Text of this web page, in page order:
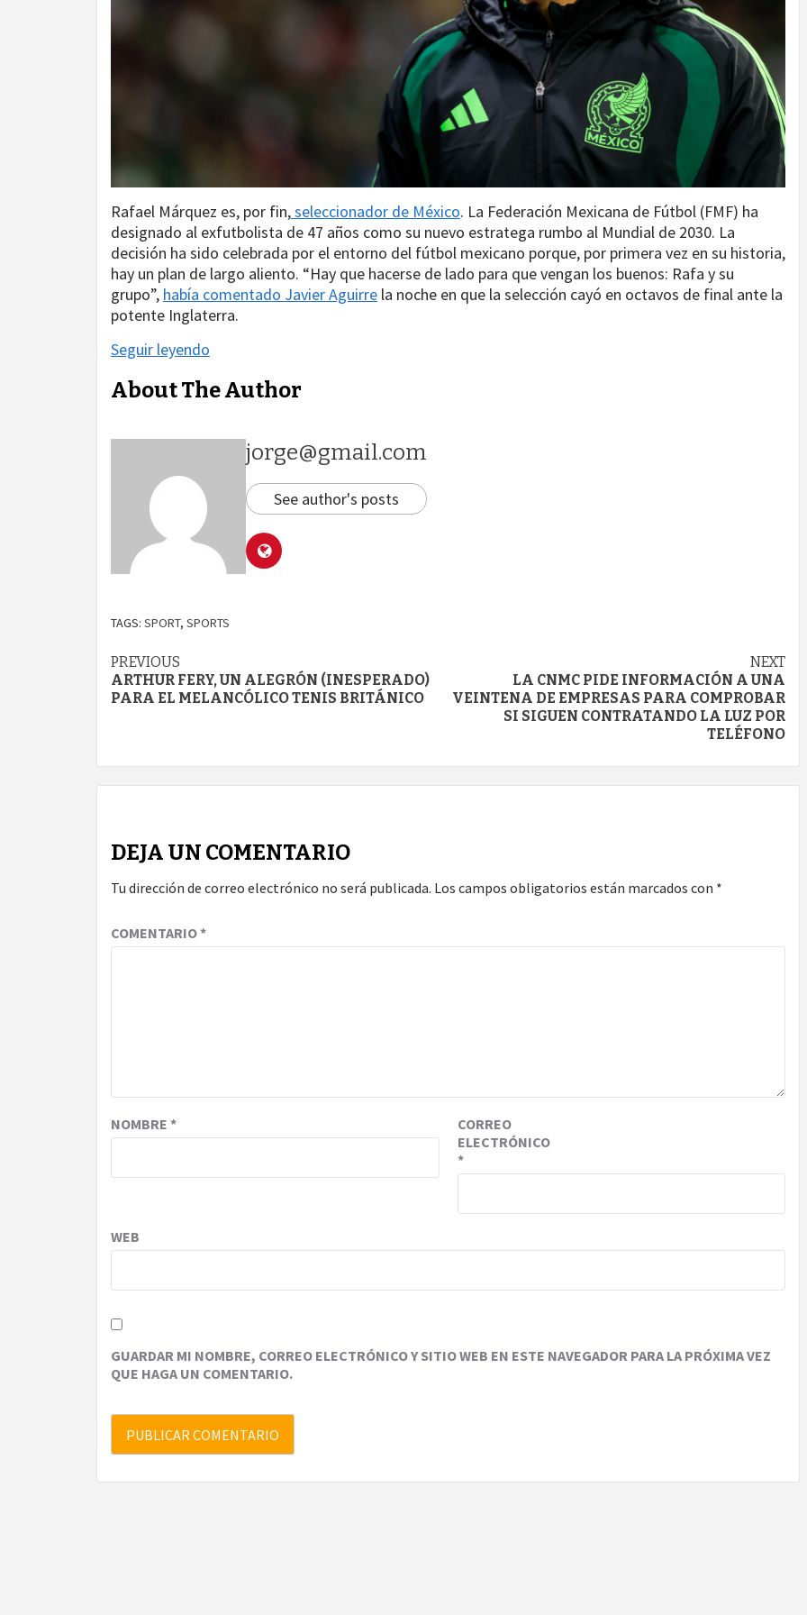
Rafael Márquez es, por fin,seleccionador de México. La Federación Mexicana de Fútbol (FMF) ha
designado al exfutbolista de 47 años como su nuevo estratega rumbo al Mundial de 2030. La
decisión ha sido celebrada por el entorno del fútbol mexicano porque, por primera vez en su historia,
hay un plan de largo aliento. “Hay que hacerse de lado para que vengan los buenos: Rafa y su
grupo”, había comentado Javier Aguirre la noche en que la selección cayó en octavos de final ante la
potente Inglaterra.
Seguir leyendo
About The Author
jorge@gmail.com
See author's posts
TAGS: SPORT, SPORTS
Continue
Reading
PREVIOUS
ARTHUR FERY, UN ALEGRÓN (INESPERADO)
PARA EL MELANCÓLICO TENIS BRITÁNICO
NEXT
LA CNMC PIDE INFORMACIÓN A UNA
VEINTENA DE EMPRESAS PARA COMPROBAR
SI SIGUEN CONTRATANDO LA LUZ POR
TELÉFONO
DEJA UN COMENTARIO
Tu dirección de correo electrónico no será publicada. Los campos obligatorios están marcados con *
COMENTARIO*
NOMBRE *
CORREO
ELECTRÓNICO
*
WEB
GUARDAR MI NOMBRE, CORREO ELECTRÓNICO Y SITIO WEB EN ESTE NAVEGADOR PARA LA PRÓXIMA VEZ
QUE HAGA UN COMENTARIO.